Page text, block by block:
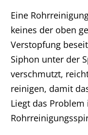
Eine
keines der oben
Verstopfung
Siphon unter der
verschmutzt,
reinigen, damit
Liegt das